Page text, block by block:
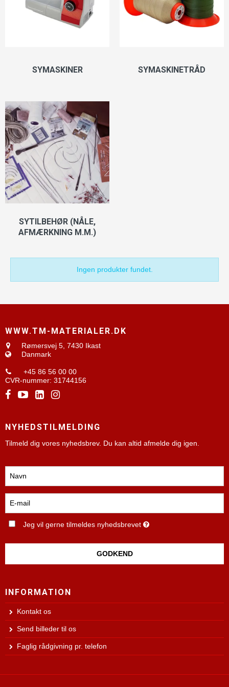
SYMASKINER SYMASKINETRÅD
SYTILBEHØR (NÅLE,
AFMÆRKNING M.M.)
Ingen produkter fundet.
WWW.TM-MATERIALER.DK
Rømersvej 5, 7430 Ikast
Danmark
+45 86 56 00 00
CVR-nummer: 31744156
NYHEDSTILMELDING
Tilmeld dig vores nyhedsbrev. Du kan altid afmelde dig igen.
Jeg vil gerne tilmeldes nyhedsbrevet
GODKEND
INFORMATION
Kontakt os
Send billeder til os
Faglig rådgivning pr. telefon